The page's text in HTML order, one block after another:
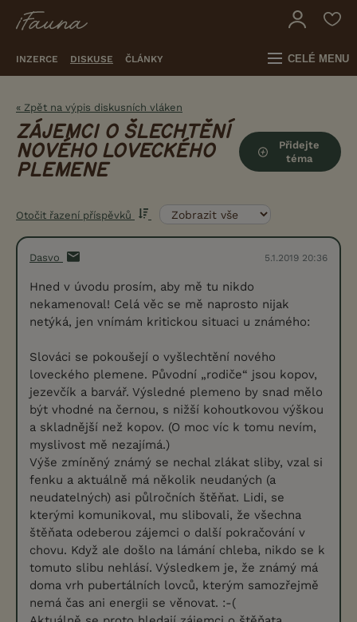
INZERCE DISKUSE ČLÁNKY CELÉ MENU
« Zpět na výpis diskusních vláken
ZÁJEMCI O ŠLECHTĚNÍ
NOVÉHO LOVECKÉHO
PLEMENE
Přidejte
téma
Otočit řazení příspěvků
Dasvo 5.1.2019 20:36
Hned v úvodu prosím, aby mě tu nikdo
nekamenoval! Celá věc se mě naprosto nijak
netýká, jen vnímám kritickou situaci u známého:
Slováci se pokoušejí o vyšlechtění nového
loveckého plemene. Původní „rodiče“ jsou kopov,
jezevčík a barvář. Výsledné plemeno by snad mělo
být vhodné na černou, s nižší kohoutkovou výškou
a skladnější než kopov. (O moc víc k tomu nevím,
myslivost mě nezajímá.)
Výše zmíněný známý se nechal zlákat sliby, vzal si
fenku a aktuálně má několik neudaných (a
neudatelných) asi půlročních štěňat. Lidi, se
kterými komunikoval, mu slibovali, že všechna
štěňata odeberou zájemci o další pokračování v
chovu. Když ale došlo na lámání chleba, nikdo se k
tomuto slibu nehlásí. Výsledkem je, že známý má
doma vrh pubertálních lovců, kterým samozřejmě
nemá čas ani energii se věnovat. :-(